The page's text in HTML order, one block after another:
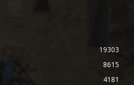
19303
8615
4181